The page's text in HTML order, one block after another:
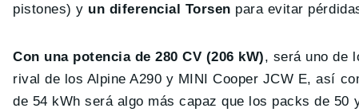
pistones) y un diferencial Torsen para evitar
Con una potencia de 280 CV (206 kW), será uno de
rival de los Alpine A290 y MINI Cooper JCW E, así
de 54 kWh será algo más capaz que los packs de